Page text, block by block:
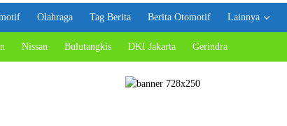
Olahraga Tag Berita Berita Otomotif Lainnya
Nissan Bulutangkis DKI Jakarta Gerindra